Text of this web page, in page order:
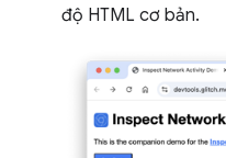
độ HTML cơ bản.